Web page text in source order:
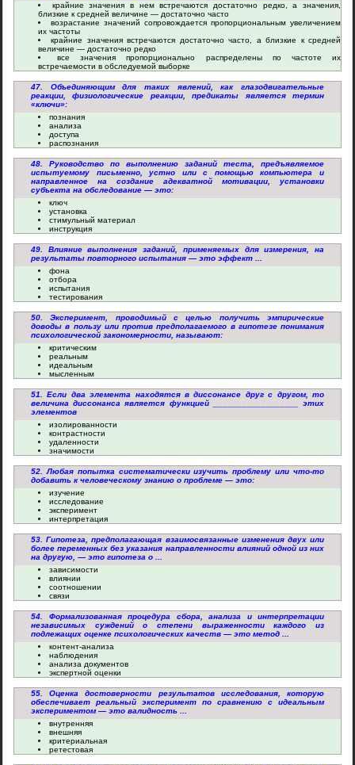
крайние значения в нем встречаются достаточно редко, а значения,
близкие к средней величине — достаточно часто
возрастание значений сопровождается пропорциональным увеличением
их частоты
крайние значения встречаются достаточно часто, а близкие к средней
величине — достаточно редко
все значения пропорционально распределены по частоте их
встречаемости в обследуемой выборке
47. Объединяющим для таких явлений, как глазодвигательные
реакции, физиологические реакции, предикаты является термин
«ключи»:
познания
анализа
доступа
распознания
48. Руководство по выполнению заданий теста, предъявляемое
испытуемому письменно, устно или с помощью компьютера и
направленное на создание адекватной мотивации, установки
субъекта на обследование — это:
ключ
установка
стимульный материал
инструкция
49. Влияние выполнения заданий, применяемых для измерения, на
результаты повторного испытания — это эффект ...
фона
отбора
испытания
тестирования
50. Эксперимент, проводимый с целью получить эмпирические
доводы в пользу или против предполагаемого в гипотезе понимания
психологической закономерности, называют:
критическим
реальным
идеальным
мысленным
51. Если два элемента находятся в диссонансе друг с другом, то
величина диссонанса является функцией __________________ этих
элементов
изолированности
контрастности
удаленности
значимости
52. Любая попытка систематически изучить проблему или что-то
добавить к человеческому знанию о проблеме — это:
изучение
исследование
эксперимент
интерпретация
53. Гипотеза, предполагающая взаимосвязанные изменения двух или
более переменных без указания направленности влияний одной из них
на другую, — это гипотеза о ...
зависимости
влиянии
соотношении
связи
54. Формализованная процедура сбора, анализа и интерпретации
независимых суждений о степени выраженности каждого из
подлежащих оценке психологических качеств — это метод ...
контент-анализа
наблюдения
анализа документов
экспертной оценки
55. Оценка достоверности результатов исследования, которую
обеспечивает реальный эксперимент по сравнению с идеальным
экспериментом — это валидность ...
внутренняя
внешняя
критериальная
ретестовая